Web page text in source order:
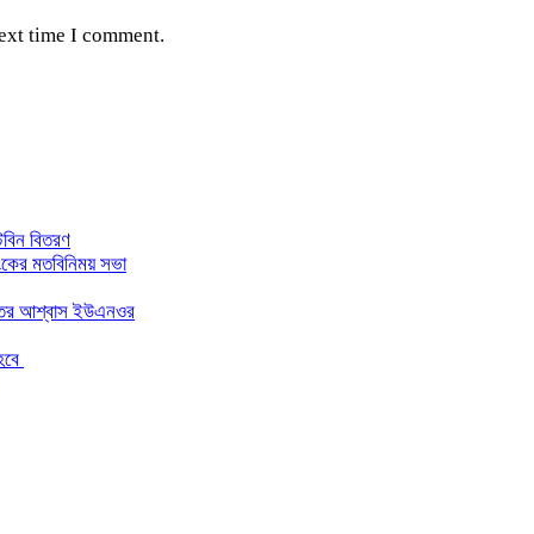
time I comment.
বিতরণ
মতবিনিময় সভা
আশ্বাস ইউএনওর